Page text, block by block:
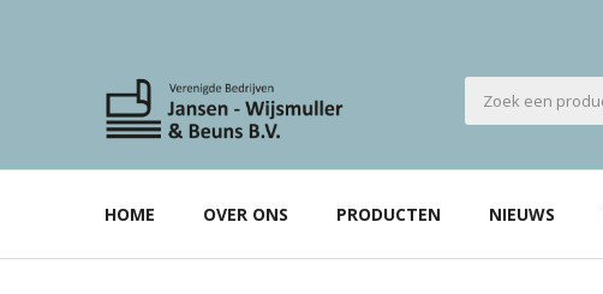
HOME OVER ONS PRODUCTEN NIEUWS